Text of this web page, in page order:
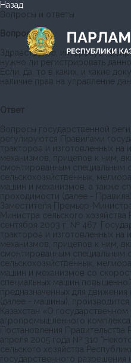
Назад
Вопросы и ответы
Вопрос
Здравствуйте, интересует
нужно ли регистрировать
Если, да, то в каких, и какие
наличие прав на управление
Ответ
Вопросы государственной
регулируются Правилами
тракторов и изготовленных на
механизмов, прицепов к ним,
смонтированным специальным
сельскохозяйственных,
машин и механизмов, а также
проходимости (далее -
Заместителя Премьер-
Министра сельского хозяйства
сентября 2003 г. № 467.
тракторов и изготовленных на
механизмов, прицепов к ним,
смонтированным специальным
сельскохозяйственных,
машин и механизмов со
специальных машин
предназначенных для
(далее - машины),
Казахстан «О
агропромышленного
Постановления Правительства
апреля 2005 года № 310
сельского хозяйства
государственного